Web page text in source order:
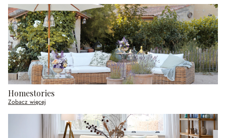
Homestories
Zobacz więcej